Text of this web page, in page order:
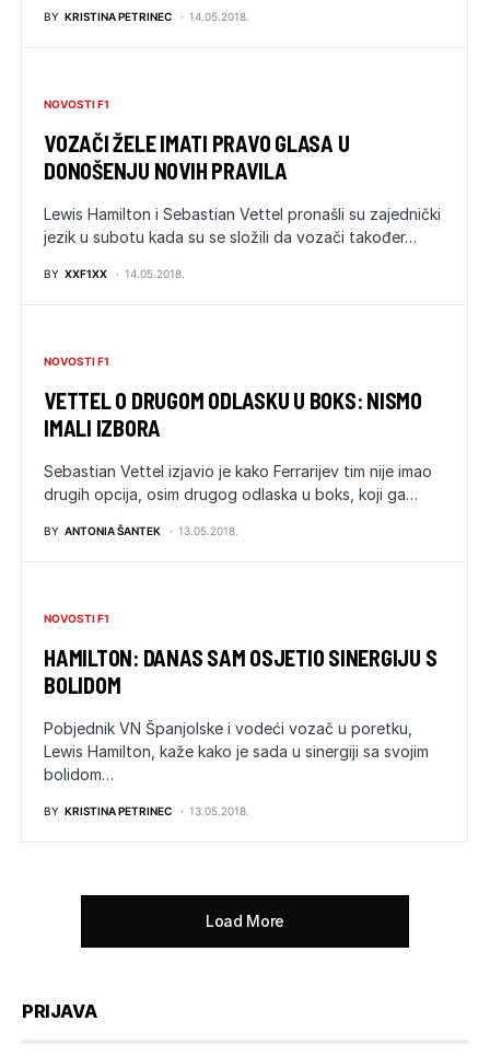
BY KRISTINA PETRINEC 14.05.2018.
NOVOSTI F1
VOZAČI ŽELE IMATI PRAVO GLASA U
DONOŠENJU NOVIH PRAVILA
Lewis Hamilton i Sebastian Vettel pronašli su zajednički
jezik u subotu kada su se složili da vozači također…
BY XXF1XX 14.05.2018.
NOVOSTI F1
VETTEL O DRUGOM ODLASKU U BOKS: NISMO
IMALI IZBORA
Sebastian Vettel izjavio je kako Ferrarijev tim nije imao
drugih opcija, osim drugog odlaska u boks, koji ga…
BY ANTONIA ŠANTEK 13.05.2018.
NOVOSTI F1
HAMILTON: DANAS SAM OSJETIO SINERGIJU S
BOLIDOM
Pobjednik VN Španjolske i vodeći vozač u poretku,
Lewis Hamilton, kaže kako je sada u sinergiji sa svojim
bolidom…
BY KRISTINA PETRINEC 13.05.2018.
Load More
PRIJAVA